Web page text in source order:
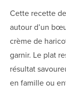
Cette recette
autour d’un
crème de
garnir. Le plat
résultat
en famille ou